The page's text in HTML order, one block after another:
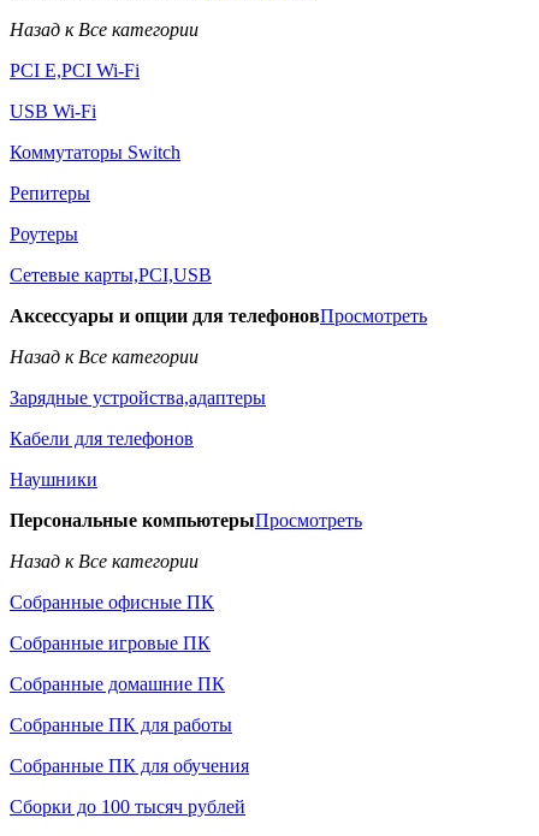
Назад к Все категории
PCI E,PCI Wi-Fi
USB Wi-Fi
Коммутаторы Switch
Репитеры
Роутеры
Сетевые карты,PCI,USB
Аксессуары и опции для телефоновПросмотреть
Назад к Все категории
Зарядные устройства,адаптеры
Кабели для телефонов
Наушники
Персональные компьютерыПросмотреть
Назад к Все категории
Собранные офисные ПК
Собранные игровые ПК
Собранные домашние ПК
Собранные ПК для работы
Собранные ПК для обучения
Сборки до 100 тысяч рублей